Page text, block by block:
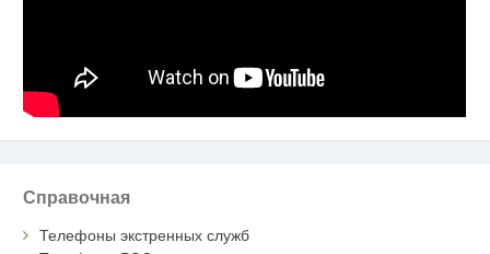
Справочная
Телефоны экстренных служб